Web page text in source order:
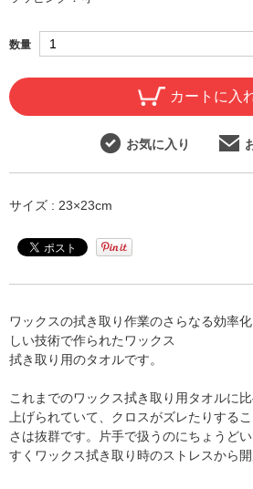
数量
カートに入
お気に入り
サイズ : 23×23cm
ワックスの拭き取り作業のさらなる効率
しい技術で作られたワックス
拭き取り用のタオルです。
これまでのワックス拭き取り用タオルに
上げられていて、クロスがズレたりする
さは抜群です。片手で扱うのにちょうど
すくワックス拭き取り時のストレスから開